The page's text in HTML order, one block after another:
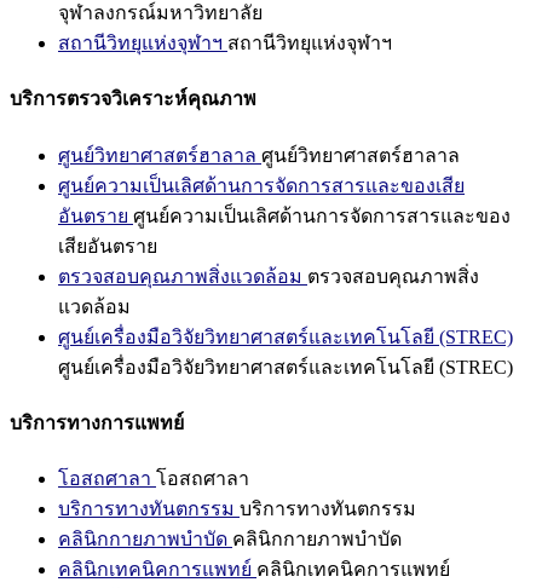
จุฬาลงกรณ์มหาวิทยาลัย
สถานีวิทยุแห่งจุฬาฯ สถานีวิทยุแห่งจุฬาฯ
บริการตรวจวิเคราะห์คุณภาพ
ศูนย์วิทยาศาสตร์ฮาลาล ศูนย์วิทยาศาสตร์ฮาลาล
ศูนย์ความเป็นเลิศด้านการจัดการสารและของเสีย
อันตราย ศูนย์ความเป็นเลิศด้านการจัดการสารและของ
เสียอันตราย
ตรวจสอบคุณภาพสิ่งแวดล้อม ตรวจสอบคุณภาพสิ่ง
แวดล้อม
ศูนย์เครื่องมือวิจัยวิทยาศาสตร์และเทคโนโลยี (STREC)
ศูนย์เครื่องมือวิจัยวิทยาศาสตร์และเทคโนโลยี (STREC)
บริการทางการแพทย์
โอสถศาลา โอสถศาลา
บริการทางทันตกรรม บริการทางทันตกรรม
คลินิกกายภาพบำบัด คลินิกกายภาพบำบัด
คลินิกเทคนิคการแพทย์ คลินิกเทคนิคการแพทย์